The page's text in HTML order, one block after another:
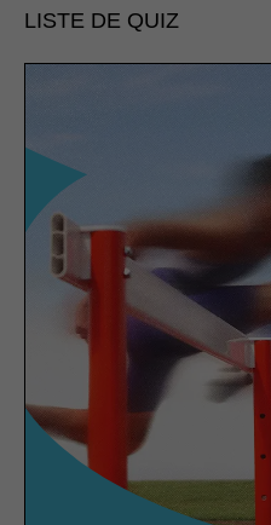
LISTE DE QUIZ